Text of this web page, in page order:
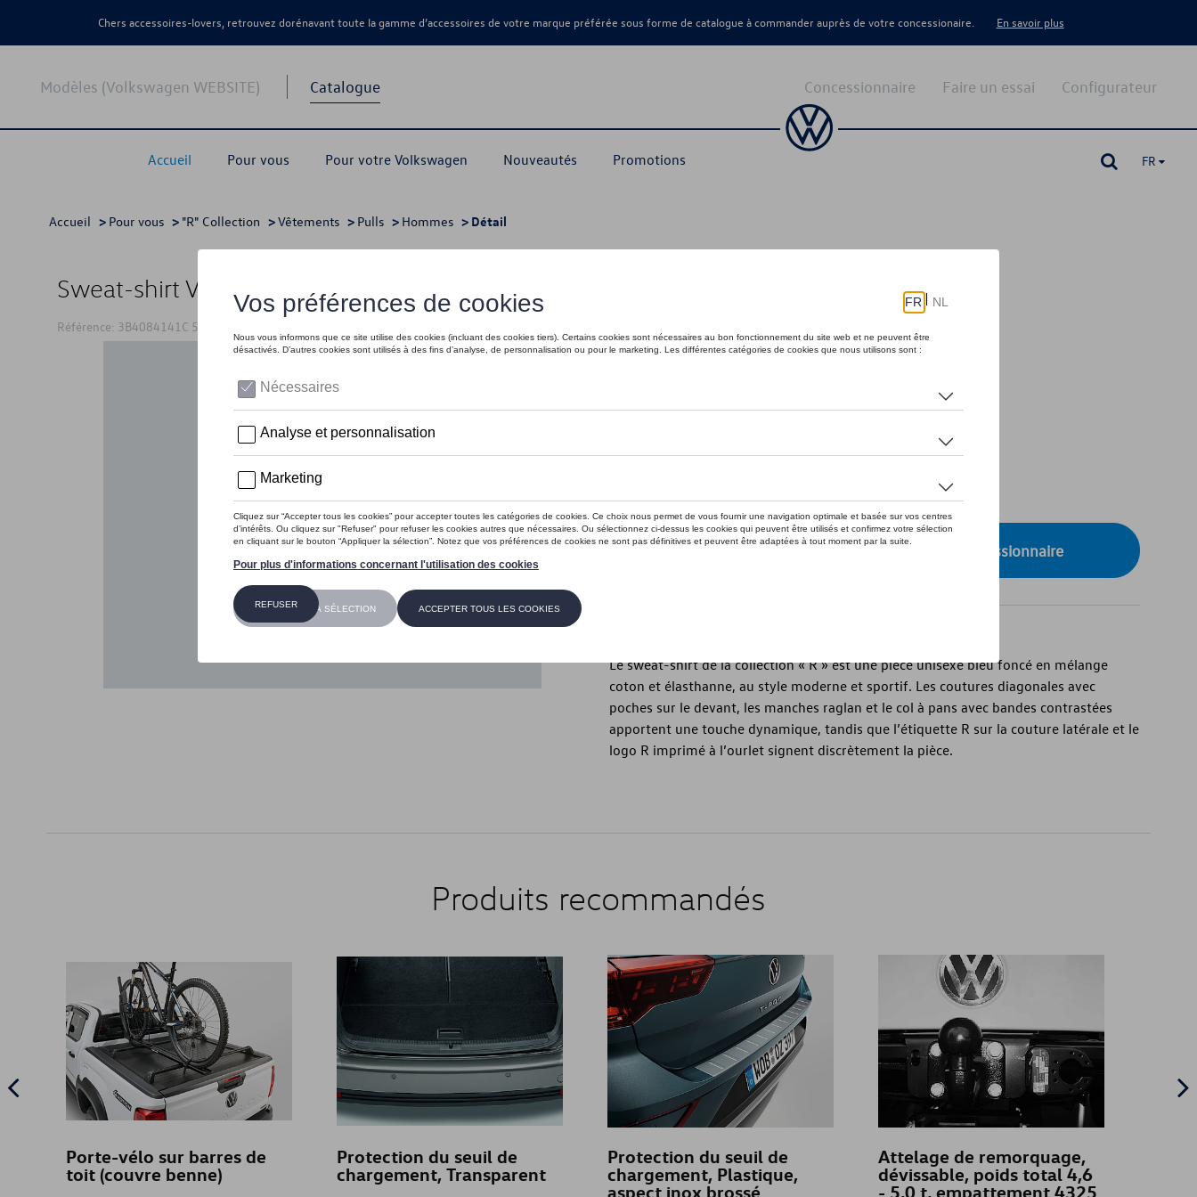
Chers accessoires-lovers, retrouvez dorénavant toute la gamme d’accessoires de votre marque préférée sous forme de catalogue à commander auprès de votre concessionaire. En savoir plus
Modèles (Volkswagen WEBSITE) Catalogue
Accueil Pour vous Pour votre Volkswagen Nouveautés Promotions
Configurateur
Faire un essai
Concessionnaire
FR
Accueil > Pour vous > "R" Collection >Vêtements > Pulls > Hommes > Détail
Sweat-shirt VW logo « R », bleu - L
Référence: 3B4084141C 530
Ce produit n'est actuellement pas de stock
Vérifiez la disponibilité auprès de votre concessionnaire
Le sweat-shirt de la collection « R » est une pièce unisexe bleu foncé en mélange
coton et élasthanne, au style moderne et sportif. Les coutures diagonales avec
poches sur le devant, les manches raglan et le col à pans avec bandes contrastées
apportent une touche dynamique, tandis que l’étiquette R sur la couture latérale et le
logo R imprimé à l’ourlet signent discrètement la pièce.
Produits recommandés
Porte-vélo sur barres de
toit (couvre benne)
Protection du seuil de
chargement, Transparent
Protection du seuil de
chargement, Plastique,
aspect inox brossé
Attelage de remorquage,
dévissable, poids total 4,6
- 5,0 t, empattement 4325